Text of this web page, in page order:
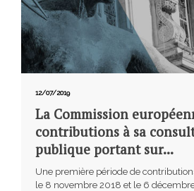
12/07/2019
La Commission
contributions à sa
publique portant sur...
Une première période de
le 8 novembre 2018 et le 6